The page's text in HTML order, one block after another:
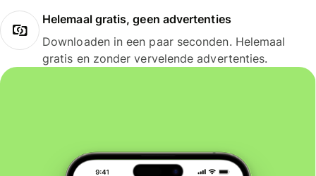
Helemaal gratis, geen advertenties
Downloaden in een paar seconden. Helemaal
gratis en zonder vervelende advertenties.